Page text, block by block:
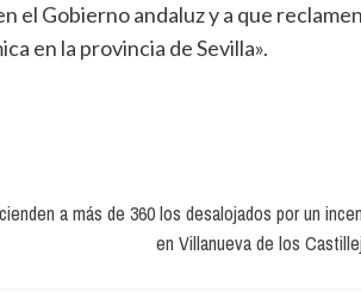
el Gobierno andaluz y a que
en la provincia de Sevilla».
a más de 360 los desalojados por un
en Villanueva de los